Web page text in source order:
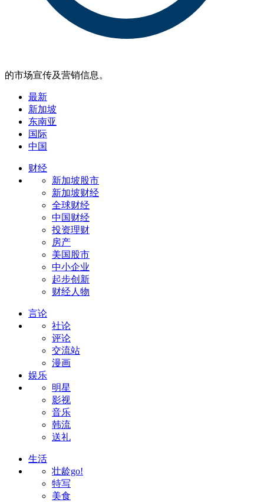
的市场宣传及营销信息。
最新
新加坡
东南亚
国际
中国
财经
新加坡股市
新加坡财经
全球财经
中国财经
投资理财
房产
美国股市
中小企业
起步创新
财经人物
言论
社论
评论
交流站
漫画
娱乐
明星
影视
音乐
韩流
送礼
生活
壮龄go!
特写
美食